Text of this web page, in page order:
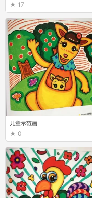
17
儿童示范画
0